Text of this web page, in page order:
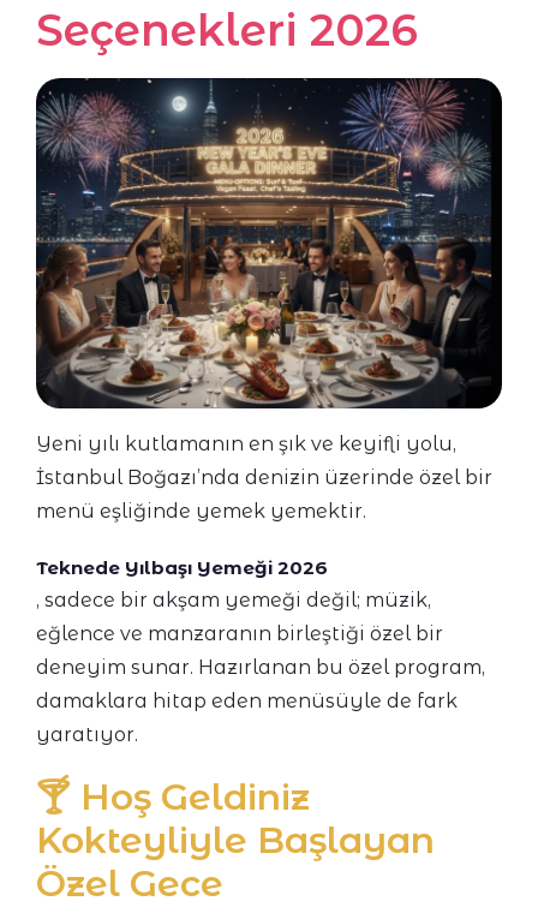
Seçenekleri 2026
Yeni yılı kutlamanın en şık ve keyifli yolu,
İstanbul Boğazı’nda denizin üzerinde özel bir
menü eşliğinde yemek yemektir.
Teknede Yılbaşı Yemeği 2026
, sadece bir akşam yemeği değil; müzik,
eğlence ve manzaranın birleştiği özel bir
deneyim sunar. Hazırlanan bu özel program,
damaklara hitap eden menüsüyle de fark
yaratıyor.
🍸 Hoş Geldiniz
Kokteyliyle Başlayan
Özel Gece